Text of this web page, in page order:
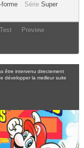
forme Série Super
Test Preview
être intervenu directement
développer la meilleur suite